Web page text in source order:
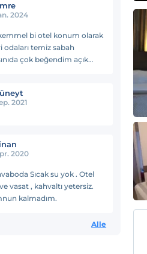
2024
bi otel konum olarak
odaları temiz sabah
çok beğendim açık
kalacağım tek otel
2021
2020
Sıcak su yok . Otel
vasat , kahvaltı yetersiz.
kalmadım.
Alle